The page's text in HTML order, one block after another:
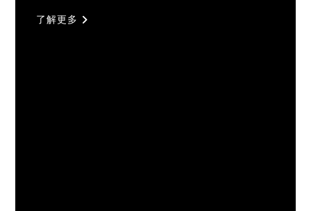
了解更多